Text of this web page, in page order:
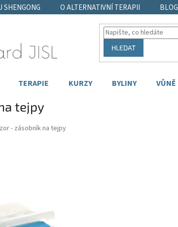
SHENGONG O ALTERNATIVNÍ TERAPII BLOG
HLEDAT
TERAPIE KURZY BYLINY VŮNĚ
tejpy
- zásobník na tejpy